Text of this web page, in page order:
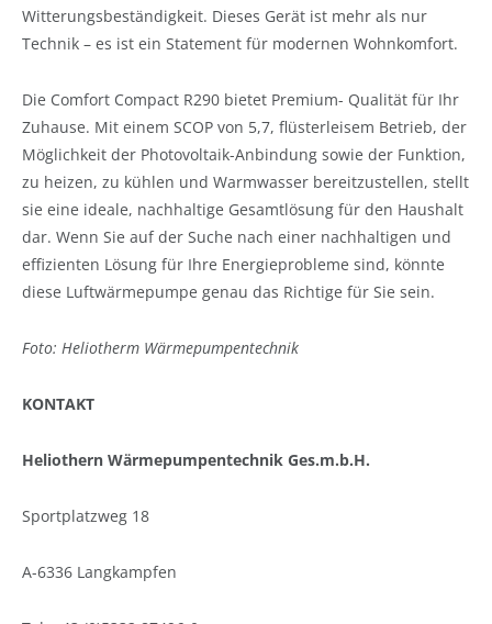
Witterungsbeständigkeit. Dieses Gerät ist mehr als nur
Technik – es ist ein Statement für modernen Wohnkomfort.
Die Comfort Compact R290 bietet Premium- Qualität für Ihr
Zuhause. Mit einem SCOP von 5,7, flüsterleisem Betrieb, der
Möglichkeit der Photovoltaik-Anbindung sowie der Funktion,
zu heizen, zu kühlen und Warmwasser bereitzustellen, stellt
sie eine ideale, nachhaltige Gesamtlösung für den Haushalt
dar. Wenn Sie auf der Suche nach einer nachhaltigen und
effizienten Lösung für Ihre Energieprobleme sind, könnte
diese Luftwärmepumpe genau das Richtige für Sie sein.
Foto: Heliotherm Wärmepumpentechnik
KONTAKT
Heliothern Wärmepumpentechnik Ges.m.b.H.
Sportplatzweg 18
A-6336 Langkampfen